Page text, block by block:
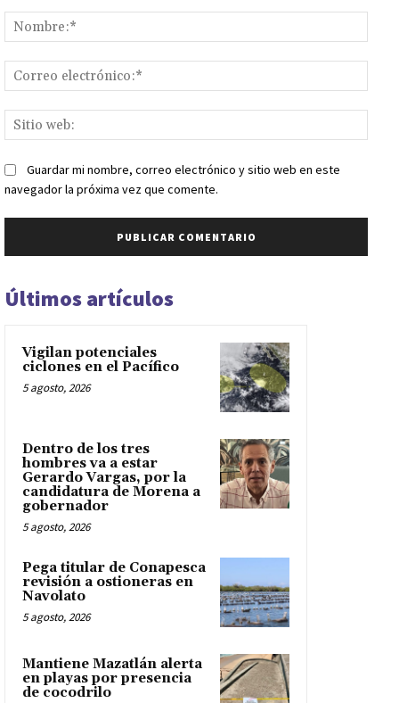
web:
Guardar mi nombre, correo electrónico y sitio web en este
navegador la próxima vez que comente.
Últimos artículos
Vigilan potenciales
ciclones en el Pacífico
5 agosto, 2026
Dentro de los tres
hombres va a estar
Gerardo Vargas, por la
candidatura de Morena a
gobernador
5 agosto, 2026
Pega titular de Conapesca
revisión a ostioneras en
Navolato
5 agosto, 2026
Mantiene Mazatlán alerta
en playas por presencia
de cocodrilo